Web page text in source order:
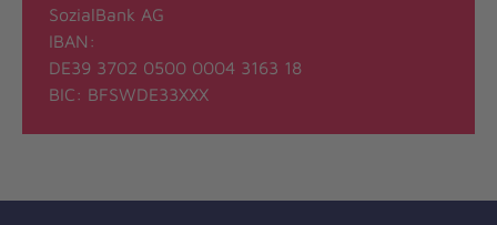
SozialBank AG
IBAN:
DE39 3702 0500 0004 3163 18
BIC: BFSWDE33XXX